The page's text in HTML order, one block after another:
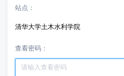
站点：
清华大学土木水利学院
查看密码：